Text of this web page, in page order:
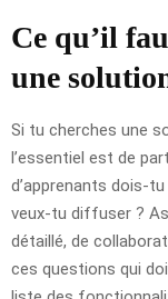
Ce qu’il
une
Si tu cherches une
l’essentiel est de
d’apprenants dois-
veux-tu diffuser ?
détaillé, de
ces questions qui